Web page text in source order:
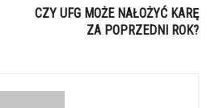
CZY UFG MOŻE NAŁOŻYĆ KARĘ
ZA POPRZEDNI ROK?